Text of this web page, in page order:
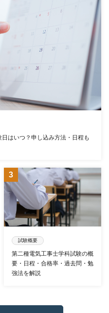
はいつ？申し込み方法・日程も
試験概要
第二種電気工事士学科試験の概
要・日程・合格率・過去問・勉
強法を解説